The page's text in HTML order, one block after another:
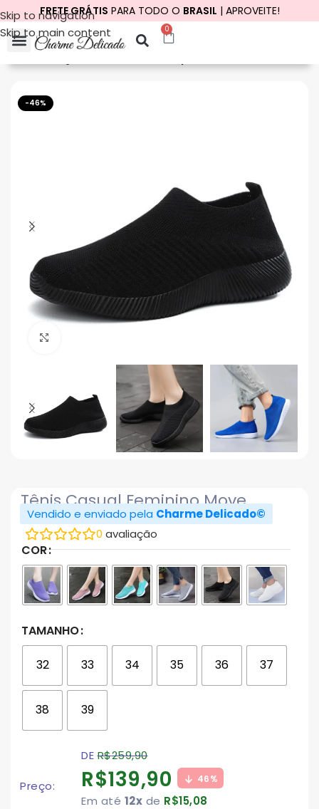
Skip to navigation
Skip to main content
FRETE GRÁTIS PARA TODO O BRASIL | APROVEITE!
0
-46%
Tênis Casual Feminino Move
Vendido e enviado pela Charme Delicado©
0 avaliação
COR
TAMANHO
32 33 34 35 36 37
38 39
Preço:
DER$259,90
R$139,90 46%
Em até 12x de R$15,08